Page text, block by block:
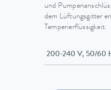
und
dem Lüftungsgitter
Temperierflüssigkeit.